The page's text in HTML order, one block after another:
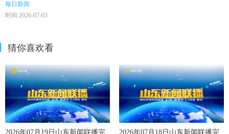
每日新闻
时间 2026-07-03
猜你喜欢看
2026年07月19日山东新闻联播完
2026年07月18日山东新闻联播完